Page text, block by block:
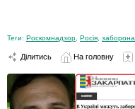
Теги: Роскомнадзор Росія заборона
Ділитись На головну